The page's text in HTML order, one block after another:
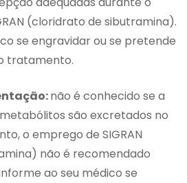
(cloridrato de sibutramina).
se engravidar ou se pretende
tratamento.
não é conhecido se a
são excretados no
o emprego de SIGRAN
não é recomendado
ao seu médico se